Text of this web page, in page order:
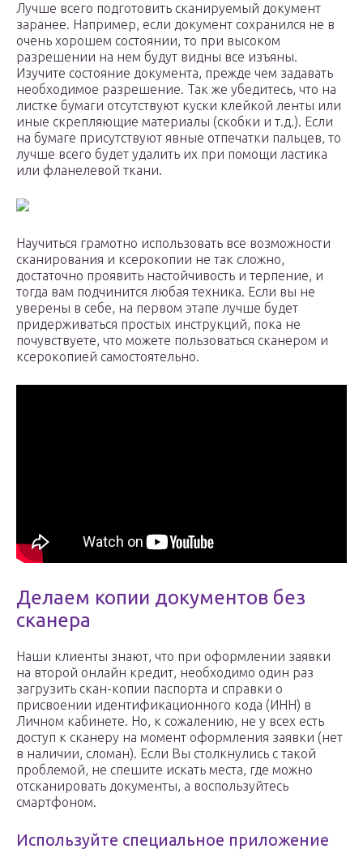
Лучше всего подготовить сканируемый документ
заранее. Например, если документ сохранился не в
очень хорошем состоянии, то при высоком
разрешении на нем будут видны все изъяны.
Изучите состояние документа, прежде чем задавать
необходимое разрешение. Так же убедитесь, что на
листке бумаги отсутствуют куски клейкой ленты или
иные скрепляющие материалы (скобки и т.д.). Если
на бумаге присутствуют явные отпечатки пальцев, то
лучше всего будет удалить их при помощи ластика
или фланелевой ткани.
Научиться грамотно использовать все возможности
сканирования и ксерокопии не так сложно,
достаточно проявить настойчивость и терпение, и
тогда вам подчинится любая техника. Если вы не
уверены в себе, на первом этапе лучше будет
придерживаться простых инструкций, пока не
почувствуете, что можете пользоваться сканером и
ксерокопией самостоятельно.
Делаем копии документов без
сканера
Наши клиенты знают, что при оформлении заявки
на второй онлайн кредит, необходимо один раз
загрузить скан-копии паспорта и справки о
присвоении идентификационного кода (ИНН) в
Личном кабинете. Но, к сожалению, не у всех есть
доступ к сканеру на момент оформления заявки (нет
в наличии, сломан). Если Вы столкнулись с такой
проблемой, не спешите искать места, где можно
отсканировать документы, а воспользуйтесь
смартфоном.
Используйте специальное приложение